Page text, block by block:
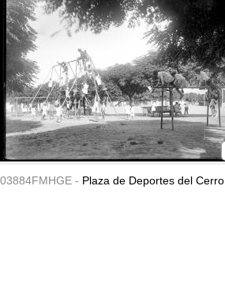
03884FMHGE - Plaza de Deportes del Cerro.